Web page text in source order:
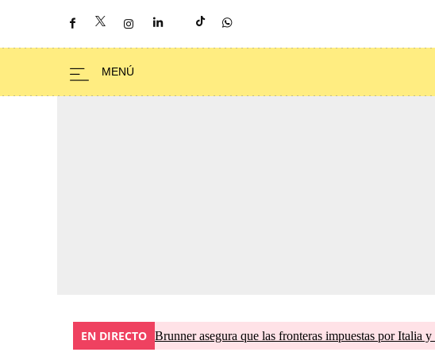
EN DIRECTO Brunner asegura que las fronteras impuestas por Italia